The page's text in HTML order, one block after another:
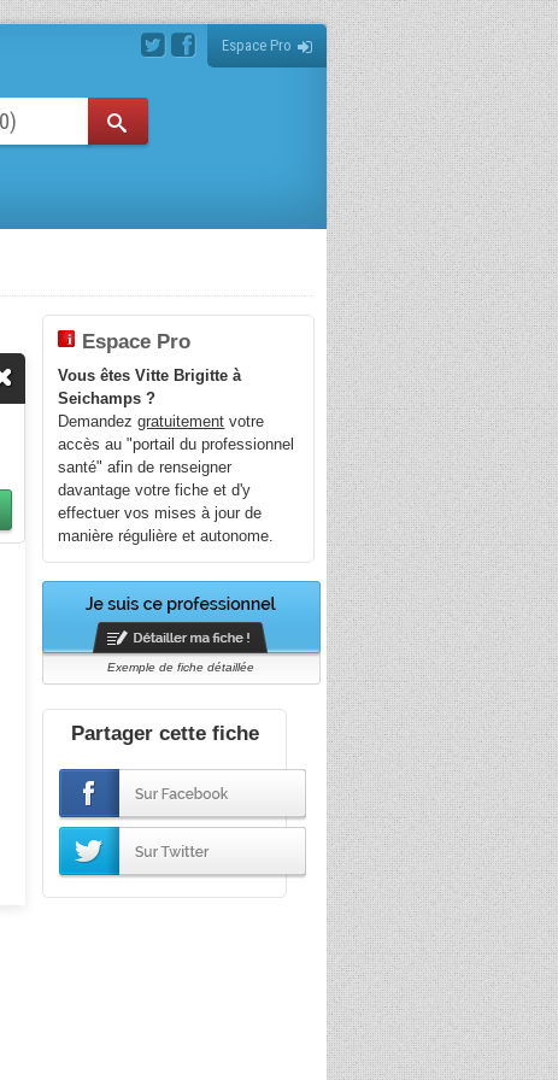
Espace Pro
Espace Pro
Vous êtes Vitte Brigitte à
Seichamps ?
Demandezgratuitement votre
accès au "portail du professionnel
santé" afin de renseigner
davantage votre fiche et d'y
effectuer vos mises à jour de
manière régulière et autonome.
Exemple de fiche détaillée
Partager cette fiche